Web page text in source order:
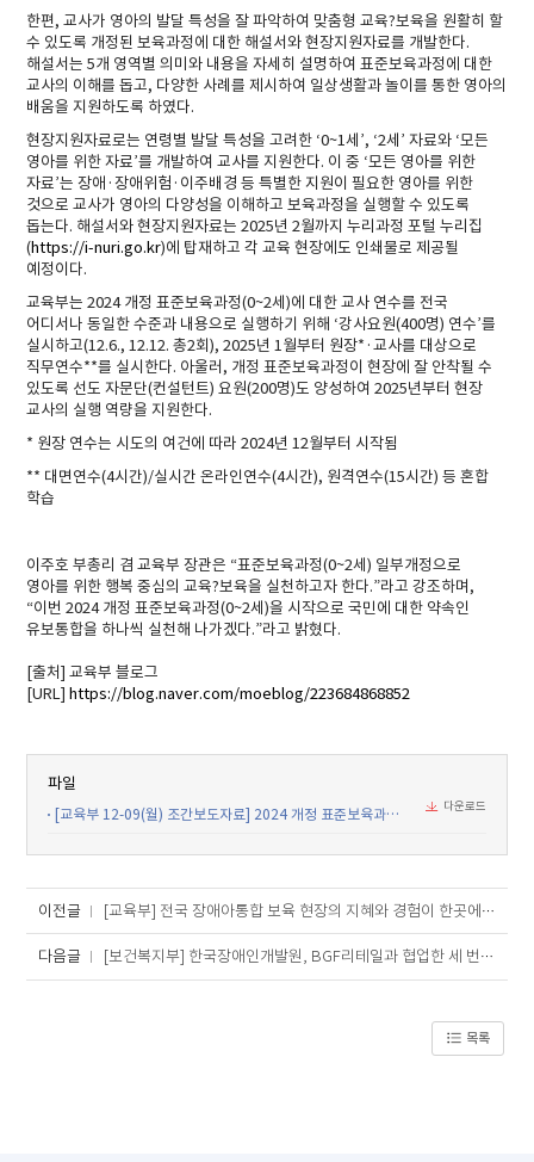
한편, 교사가 영아의 발달 특성을 잘 파악하여 맞춤형 교육?보육을 원활히 할
수 있도록 개정된 보육과정에 대한 해설서와 현장지원자료를 개발한다.
해설서는 5개 영역별 의미와 내용을 자세히 설명하여 표준보육과정에 대한
교사의 이해를 돕고, 다양한 사례를 제시하여 일상생활과 놀이를 통한 영아의
배움을 지원하도록 하였다.
현장지원자료로는 연령별 발달 특성을 고려한 ‘0~1세’, ‘2세’ 자료와 ‘모든
영아를 위한 자료’를 개발하여 교사를 지원한다. 이 중 ‘모든 영아를 위한
자료’는 장애·장애위험·이주배경 등 특별한 지원이 필요한 영아를 위한
것으로 교사가 영아의 다양성을 이해하고 보육과정을 실행할 수 있도록
돕는다. 해설서와 현장지원자료는 2025년 2월까지 누리과정 포털 누리집
(https://i-nuri.go.kr)에 탑재하고 각 교육 현장에도 인쇄물로 제공될
예정이다.
교육부는 2024 개정 표준보육과정(0~2세)에 대한 교사 연수를 전국
어디서나 동일한 수준과 내용으로 실행하기 위해 ‘강사요원(400명) 연수’를
실시하고(12.6., 12.12. 총2회), 2025년 1월부터 원장* ·교사를 대상으로
직무연수**를 실시한다. 아울러, 개정 표준보육과정이 현장에 잘 안착될 수
있도록 선도 자문단(컨설턴트) 요원(200명)도 양성하여 2025년부터 현장
교사의 실행 역량을 지원한다.
* 원장 연수는 시도의 여건에 따라 2024년 12월부터 시작됨
** 대면연수(4시간)/실시간 온라인연수(4시간), 원격연수(15시간) 등 혼합
학습
이주호 부총리 겸 교육부 장관은 “표준보육과정(0~2세) 일부개정으로
영아를 위한 행복 중심의 교육?보육을 실천하고자 한다.”라고 강조하며,
“이번 2024 개정 표준보육과정(0~2세)을 시작으로 국민에 대한 약속인
유보통합을 하나씩 실천해 나가겠다.”라고 밝혔다.
[출처] 교육부 블로그
[URL]https://blog.naver.com/moeblog/223684868852
파일
[교육부 12-09(월) 조간보도자료] 2024 개정 표준보육과정(0_2세) 확정 발표.pdf 다운로드
이전글 [교육부] 전국 장애아통합 보육 현장의 지혜와 경험이 한곳에 모인다
다음글 [보건복지부] 한국장애인개발원, BGF리테일과 협업한 세 번째 장애인편의점 개소식 개최
목록